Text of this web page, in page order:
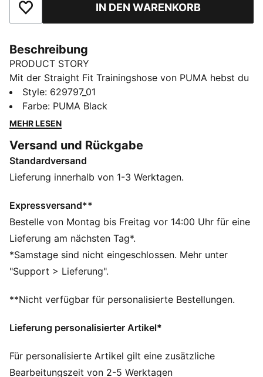
Zu Favoriten hinzufügenIN DEN WARENKORB
Beschreibung
PRODUCT STORY
Mit der Straight Fit Trainingshose von PUMA hebst du
deinen Look auf ein neues Level. Mit unseren
charakteristischen T7 Einsätzen an den Seiten,
Biesendetails und Reißverschlusstaschen ist diese
Bund mit farblich abgestimmtem Kordelzug sorgt für
eine perfekte Passform, während das kultige PUMA
Logo unser Markenerbe zeigt.
Hergestellt aus mindestens 50% recycelten
Materialien.
DETAILS
Comfort Fit
Spacer-Stoff
Hoher Bund
Reguläre Länge
PUMA Branding-Details
Style: 629797_01
Farbe: PUMA Black
MEHR LESEN
Versand und Rückgabe
Standardversand
Lieferung innerhalb von 1-3 Werktagen.
Expressversand**
Bestelle von Montag bis Freitag vor 14:00 Uhr für eine
Lieferung am nächsten Tag*.
*Samstage sind nicht eingeschlossen. Mehr unter
"Support > Lieferung".
**Nicht verfügbar für personalisierte Bestellungen.
Lieferung personalisierter Artikel*
Für personalisierte Artikel gilt eine zusätzliche
Bearbeitungszeit von 2-5 Werktagen